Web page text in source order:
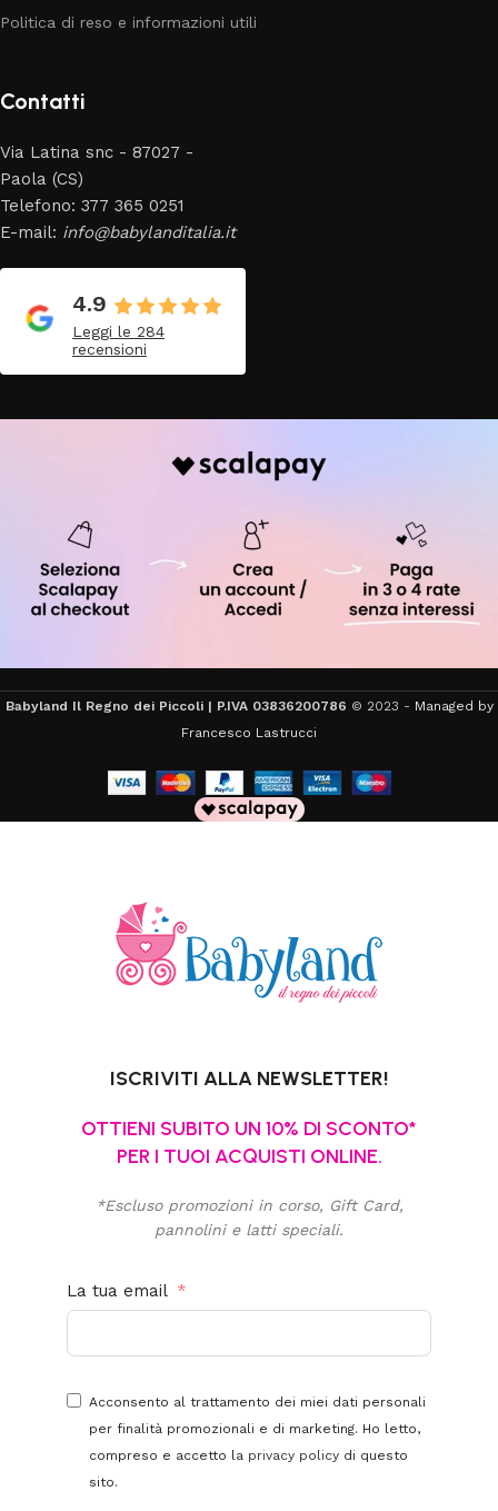
Politica di reso e informazioni utili
Contatti
Via Latina snc - 87027 -
Paola (CS)
Telefono: 377 365 0251
E-mail: info@babylanditalia.it
4.9
Leggi le 284
recensioni
Babyland Il Regno dei Piccoli | P.IVA 03836200786 © 2023 - Managed by
Francesco Lastrucci
ISCRIVITI ALLA NEWSLETTER!
OTTIENI SUBITO UN 10% DI SCONTO*
PER I TUOI ACQUISTI ONLINE.
*Escluso promozioni in corso, Gift Card,
pannolini e latti speciali.
La tua email
Acconsento al trattamento dei miei dati personali
per finalità promozionali e di marketing. Ho letto,
compreso e accetto la privacy policy di questo
sito.